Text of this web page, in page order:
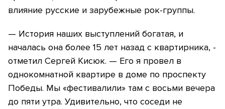
влияние русские и зарубежные рок-группы.
— История наших выступлений богатая, и
началась она более 15 лет назад с квартирника, -
отметил Сергей Кисюк. — Его я провел в
однокомнатной квартире в доме по проспекту
Победы. Мы «фестивалили» там с восьми вечера
до пяти утра. Удивительно, что соседи не